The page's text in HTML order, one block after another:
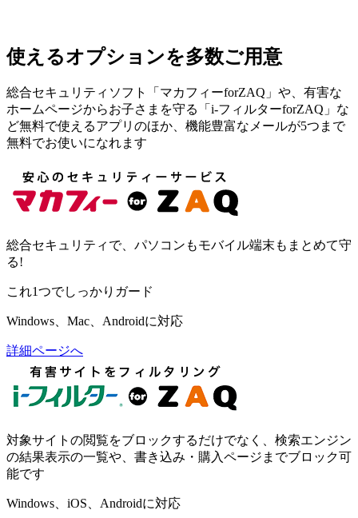
使えるオプションを多数ご用意
総合セキュリティソフト「マカフィーforZAQ」や、有害な
ホームページからお子さまを守る「i-フィルターforZAQ」な
ど無料で使えるアプリのほか、機能豊富なメールが5つまで
無料でお使いになれます
総合セキュリティで、パソコンもモバイル端末もまとめて守
る!
これ1つでしっかりガード
Windows、Mac、Androidに対応
詳細ページへ
対象サイトの閲覧をブロックするだけでなく、検索エンジン
の結果表示の一覧や、書き込み・購入ページまでブロック可
能です
Windows、iOS、Androidに対応